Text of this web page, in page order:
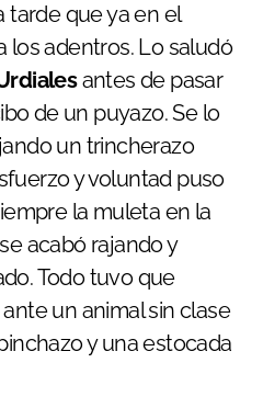
tarde que ya en el
los adentros. Lo saludó
antes de pasar
de un puyazo. Se lo
un trincherazo
y voluntad puso
la muleta en la
acabó rajando y
Todo tuvo que
un animal sin clase
y una estocada